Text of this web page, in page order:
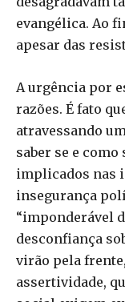
evangélica. Ao
apesar das
A urgência por
razões. É fato
atravessando
saber se e
implicados nas
insegurança
“imponderável
desconfiança
virão pela
assertividade,